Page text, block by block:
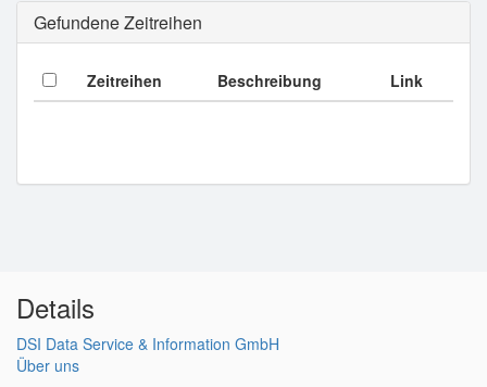
Gefundene Zeitreihen
Zeitreihen Beschreibung Link
Details
DSI Data Service & Information GmbH
Über uns